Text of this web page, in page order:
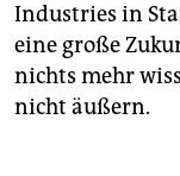
Industries in
eine große
nichts mehr
nicht äußern.